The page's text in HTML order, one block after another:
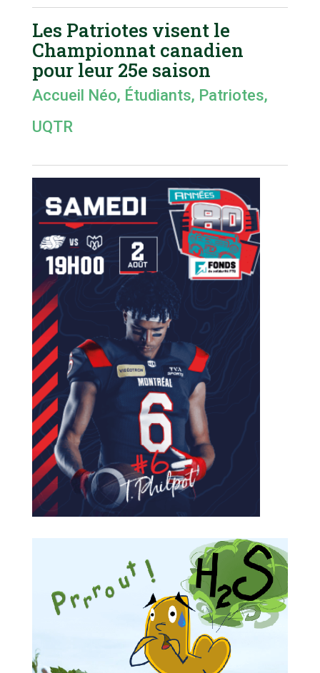
Les Patriotes visent le
Championnat canadien
pour leur 25e saison
Accueil Néo, Étudiants, Patriotes,
UQTR